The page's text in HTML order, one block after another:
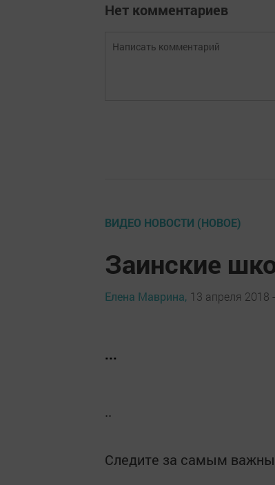
Нет комментариев
ВИДЕО НОВОСТИ (НОВОЕ)
Заинские
Елена Маврина, 13 апреля 2018
...
..
Следите за самым